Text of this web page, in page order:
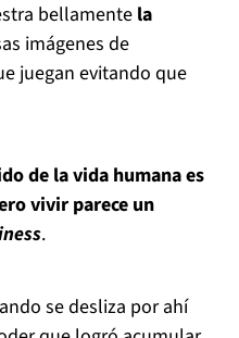
bellamentela
imágenes de
juegan evitando que
de la vida humana es
vivir parece un
.
se desliza por ahí